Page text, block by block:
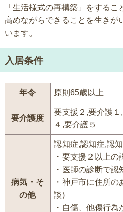
「生活様式の再構築」をする
高めながらできることを生きが
います。
入居条件
年令 原則65歳以上
要介護度
要支援２,要介護
４,要介護５
病気・そ
の他
認知症,認知症,認
・要支援２以上の
・医師の診断で認
・神戸市に住所
談)
・自傷、他傷行